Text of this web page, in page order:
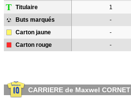
T Titulaire 1
Buts marqués -
Carton jaune -
Carton rouge -
CARRIERE de Maxwel CORNET